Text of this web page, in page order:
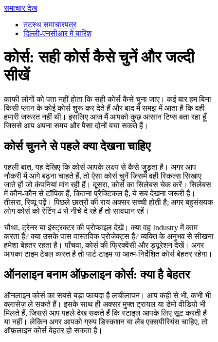
समाचार देख
तटस्थ समाचारपत्र
दिल्ली-एनसीआर में बारिश
कोर्स: सही कोर्स कैसे चुनें और जल्दी
सीखें
काफी लोगों को पता नहीं होता कि सही कोर्स कैसे चुना जाए। कई बार हम बिना
किसी प्लान के कोई कोर्स शुरू कर देते हैं और बाद में समझ में आता है कि वही
हमारी जरूरत नहीं थी। इसलिए आज मैं आपको कुछ आसान टिप्स बता रहा हूँ
जिससे आप अपना समय और पैसा दोनों बचा सकते हैं।
कोर्स चुनने से पहले क्या देखना चाहिए
पहली बात, यह देखिए कि कोर्स आपके लक्ष्य से कैसे जुड़ता है। अगर आप
नौकरी में आगे बढ़ना चाहते हैं, तो ऐसा कोर्स चुनें जिसमें वही स्किल्स सिखाए
जाते हों जो कंपनियां मांग रही हैं। दूसरा, कोर्स का सिलेबस चेक करें। सिलेबस
में कौन‑कौन से टॉपिक हैं, कितना प्रैक्टिकल है, ये सब देखना जरूरी है।
तीसरा, रिव्यू पढ़ें। पिछले छात्रों की राय अक्सर सच्ची होती है; अगर बहुसंख्यक
लोग कोर्स को रेटिंग 4 से नीचे दे रहे हैं तो सावधान रहें।
चौथा, ट्रेनर या इंस्ट्रक्टर की प्रोफाइल देखें। क्या वह Industry में काम
करता है? क्या उसके पास वास्तविक प्रोजेक्ट्स हैं? व्यक्ति के अनुभव से सीखना
हमेशा बेहतर रहता है। पाँचवा, कोर्स की फ्रिक्वेंसी और ड्यूरेशन देखें। अगर
आपका टाइम टेबल व्यस्त है तो पार्ट‑टाइम या आत्म‑निर्देशित कोर्स बेहतर रहेगा।
ऑनलाइन बनाम ऑफ़लाइन कोर्स: क्या है बेहतर
ऑनलाइन कोर्स का सबसे बड़ा फायदा है लचीलापन। आप कहीं से भी, कभी भी
क्लासेज़ ले सकते हैं। इसके साथ ही अक्सर मुफ्त ट्रायल या डेमो वीडियो भी
मिलते हैं, जिससे आप पहले देख सकते हैं कि स्टाइल आपके लिए सूट करती है
या नहीं। लेकिन अगर आपको ग्रुप डिस्कशन या लैब एक्सपीरियंस चाहिए, तो
ऑफ़लाइन कोर्स बेहतर हो सकता है।